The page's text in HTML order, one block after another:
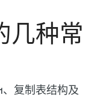
几种常
复制表结构及